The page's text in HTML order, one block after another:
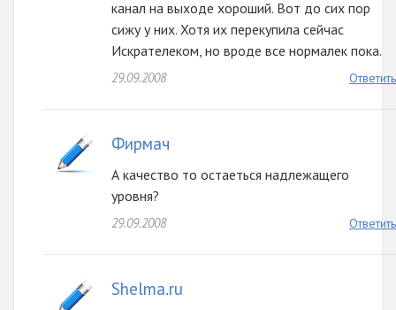
канал на выходе хороший. Вот до сих пор
сижу у них. Хотя их перекупила сейчас
Искрателеком, но вроде все нормалек пока.
Ответить
29.09.2008
Фирмач
А качество то остаеться надлежащего
уровня?
Ответить
29.09.2008
Shelma.ru